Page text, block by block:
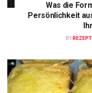
Was die
Persönlichkeit
BY